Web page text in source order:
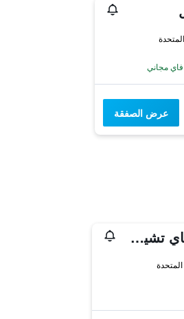
مجاني
عرض الصفقة
كينجز هيد ماشام باي تشيف آند بريور كوليكشن